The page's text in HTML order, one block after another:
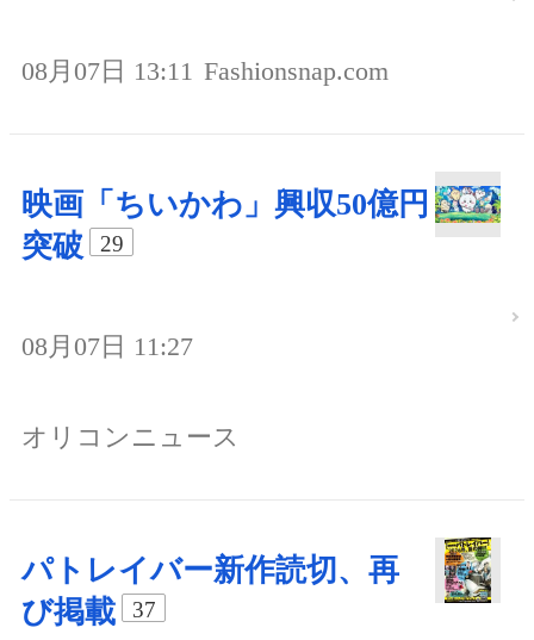
08月07日 13:11 Fashionsnap.com
映画「ちいかわ」興収50億円
突破
29
08月07日 11:27
オリコンニュース
パトレイバー新作読切、再
び掲載
37